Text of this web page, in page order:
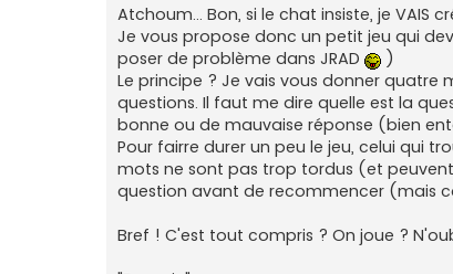
s
t
Atchoum... Bon, si le chat insiste, je VAIS
Je vous propose donc un petit jeu qui
poser de problème dans JRAD
)
Le principe ? Je vais vous donner
questions. Il faut me dire quelle est la
bonne ou de mauvaise réponse (bien
Pour fairre durer un peu le jeu, celui qui
mots ne sont pas trop tordus (et
question avant de recommencer (mais
Bref ! C'est tout compris ? On joue ?